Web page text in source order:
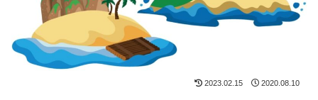
2023.02.15 2020.08.10